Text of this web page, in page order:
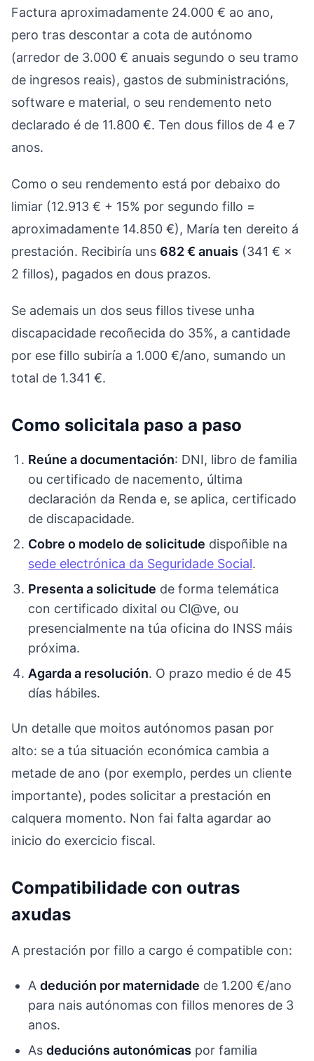
Factura aproximadamente 24.000 € ao ano,
pero tras descontar a cota de autónomo
(arredor de 3.000 € anuais segundo o seu tramo
de ingresos reais), gastos de subministracións,
software e material, o seu rendemento neto
declarado é de 11.800 €. Ten dous fillos de 4 e 7
anos.
Como o seu rendemento está por debaixo do
limiar (12.913 € + 15% por segundo fillo =
aproximadamente 14.850 €), María ten dereito á
prestación. Recibiría uns 682 € anuais (341 € ×
2 fillos), pagados en dous prazos.
Se ademais un dos seus fillos tivese unha
discapacidade recoñecida do 35%, a cantidade
por ese fillo subiría a 1.000 €/ano, sumando un
total de 1.341 €.
Como solicitala paso a paso
Reúne a documentación: DNI, libro de familia
ou certificado de nacemento, última
declaración da Renda e, se aplica, certificado
de discapacidade.
Cobre o modelo de solicitude dispoñible na
sede electrónica da Seguridade Social.
Presenta a solicitude de forma telemática
con certificado dixital ou Cl@ve, ou
presencialmente na túa oficina do INSS máis
próxima.
Agarda a resolución. O prazo medio é de 45
días hábiles.
Un detalle que moitos autónomos pasan por
alto: se a túa situación económica cambia a
metade de ano (por exemplo, perdes un cliente
importante), podes solicitar a prestación en
calquera momento. Non fai falta agardar ao
inicio do exercicio fiscal.
Compatibilidade con outras
axudas
A prestación por fillo a cargo é compatible con:
A dedución por maternidade de 1.200 €/ano
para nais autónomas con fillos menores de 3
anos.
As deducións autonómicas por familia